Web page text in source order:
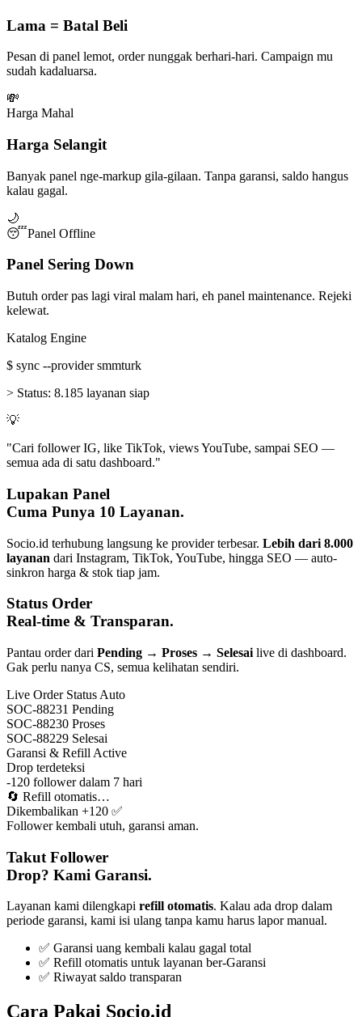
Lama = Batal Beli
Pesan di panel lemot, order nunggak berhari-hari. Campaign mu
sudah kadaluarsa.
💸
Harga Mahal
Harga Selangit
Banyak panel nge-markup gila-gilaan. Tanpa garansi, saldo hangus
kalau gagal.
🌙
😴Panel Offline
Panel Sering Down
Butuh order pas lagi viral malam hari, eh panel maintenance. Rejeki
kelewat.
Katalog Engine
$ sync --provider smmturk
> Status: 8.185 layanan siap
💡
"Cari follower IG, like TikTok, views YouTube, sampai SEO —
semua ada di satu dashboard."
Lupakan Panel
Cuma Punya 10 Layanan.
Socio.id terhubung langsung ke provider terbesar. Lebih dari 8.000
layanan dari Instagram, TikTok, YouTube, hingga SEO — auto-
sinkron harga & stok tiap jam.
Status Order
Real-time & Transparan.
Pantau order dari Pending → Proses → Selesai live di dashboard.
Gak perlu nanya CS, semua kelihatan sendiri.
Live Order Status Auto
SOC-88231 Pending
SOC-88230 Proses
SOC-88229 Selesai
Garansi & Refill Active
Drop terdeteksi
-120 follower dalam 7 hari
🔄 Refill otomatis…
Dikembalikan +120 ✅
Follower kembali utuh, garansi aman.
Takut Follower
Drop? Kami Garansi.
Layanan kami dilengkapi refill otomatis. Kalau ada drop dalam
periode garansi, kami isi ulang tanpa kamu harus lapor manual.
✅ Garansi uang kembali kalau gagal total
✅ Refill otomatis untuk layanan ber-Garansi
✅ Riwayat saldo transparan
Cara Pakai Socio.id